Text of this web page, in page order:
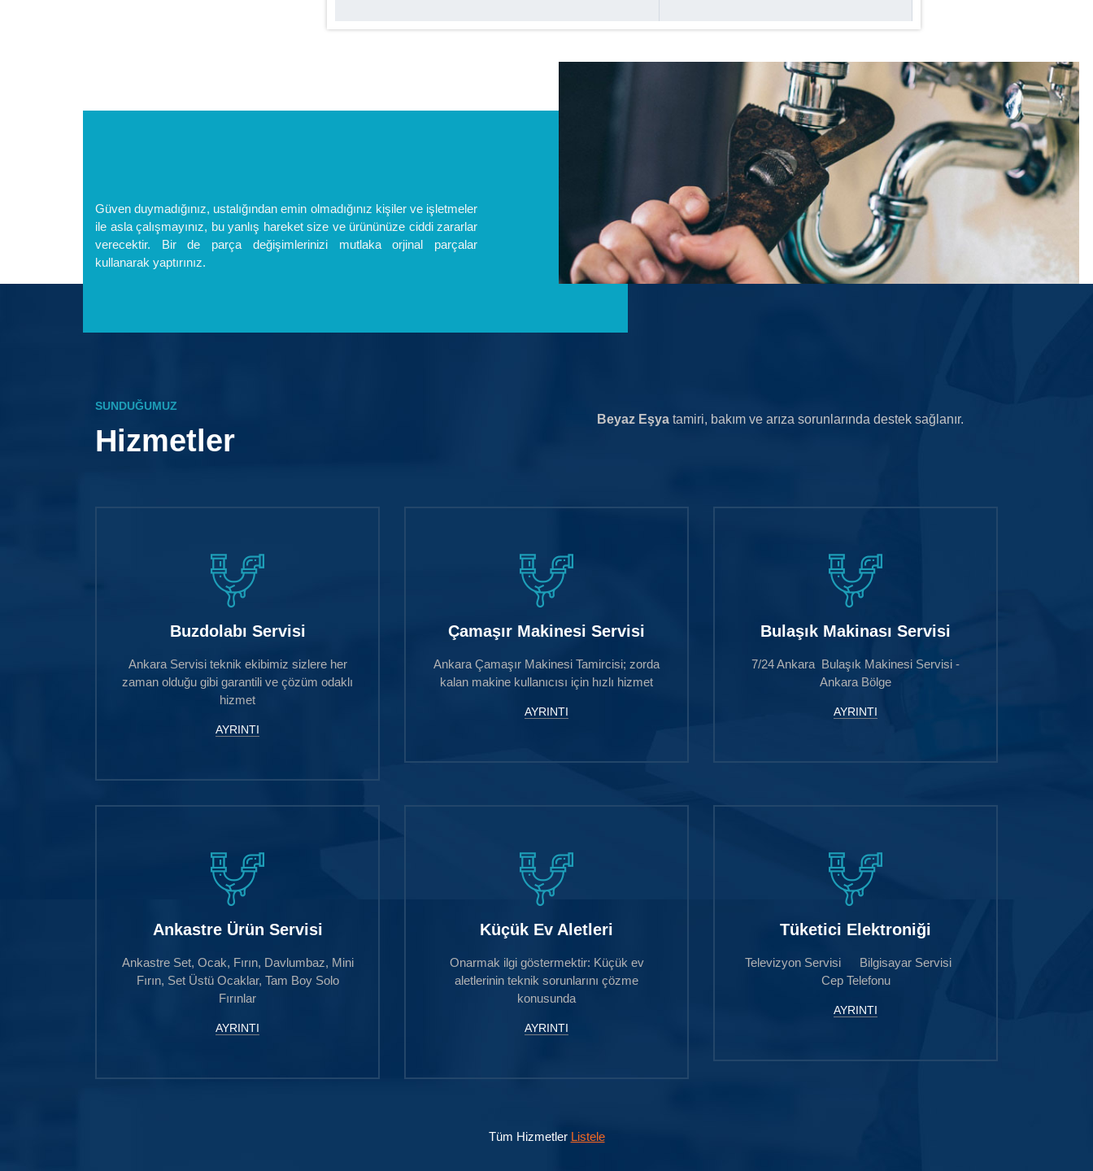
Güven duymadığınız, ustalığından emin olmadığınız kişiler ve işletmeler
ile asla çalışmayınız, bu yanlış hareket size ve ürününüze ciddi zararlar
verecektir. Bir de parça değişimlerinizi mutlaka orjinal parçalar
kullanarak yaptırınız.
SUNDUĞUMUZ
Hizmetler
Beyaz Eşyatamiri, bakım ve arıza sorunlarında destek sağlanır.
Buzdolabı Servisi
Ankara Servisi teknik ekibimiz sizlere her
zaman olduğu gibi garantili ve çözüm odaklı
hizmet
AYRINTI
Çamaşır Makinesi Servisi
Ankara Çamaşır Makinesi Tamircisi; zorda
kalan makine kullanıcısı için hızlı hizmet
AYRINTI
Bulaşık Makinası Servisi
7/24 Ankara Bulaşık Makinesi Servisi -
Ankara Bölge
AYRINTI
Ankastre Ürün Servisi
Ankastre Set, Ocak, Fırın, Davlumbaz, Mini
Fırın, Set Üstü Ocaklar, Tam Boy Solo
Fırınlar
AYRINTI
Küçük Ev Aletleri
Onarmak ilgi göstermektir: Küçük ev
aletlerinin teknik sorunlarını çözme
konusunda
AYRINTI
Tüketici Elektroniği
Televizyon Servisi Bilgisayar Servisi
Cep Telefonu
AYRINTI
Tüm Hizmetler Listele